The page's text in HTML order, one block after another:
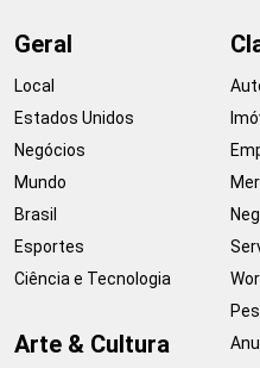
Geral
Local
Estados Unidos
Negócios
Mundo
Brasil
Esportes
Ciência e Tecnologia
Arte & Cultura